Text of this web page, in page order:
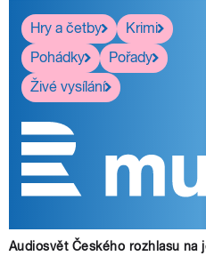
Hry a četby
Krimi
Pohádky
Pořady
Živé vysílání
Audiosvět Českého rozhlasu na